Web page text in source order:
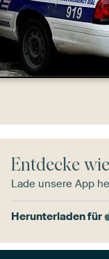
Entdecke
Lade unsere App
Herunterladen für